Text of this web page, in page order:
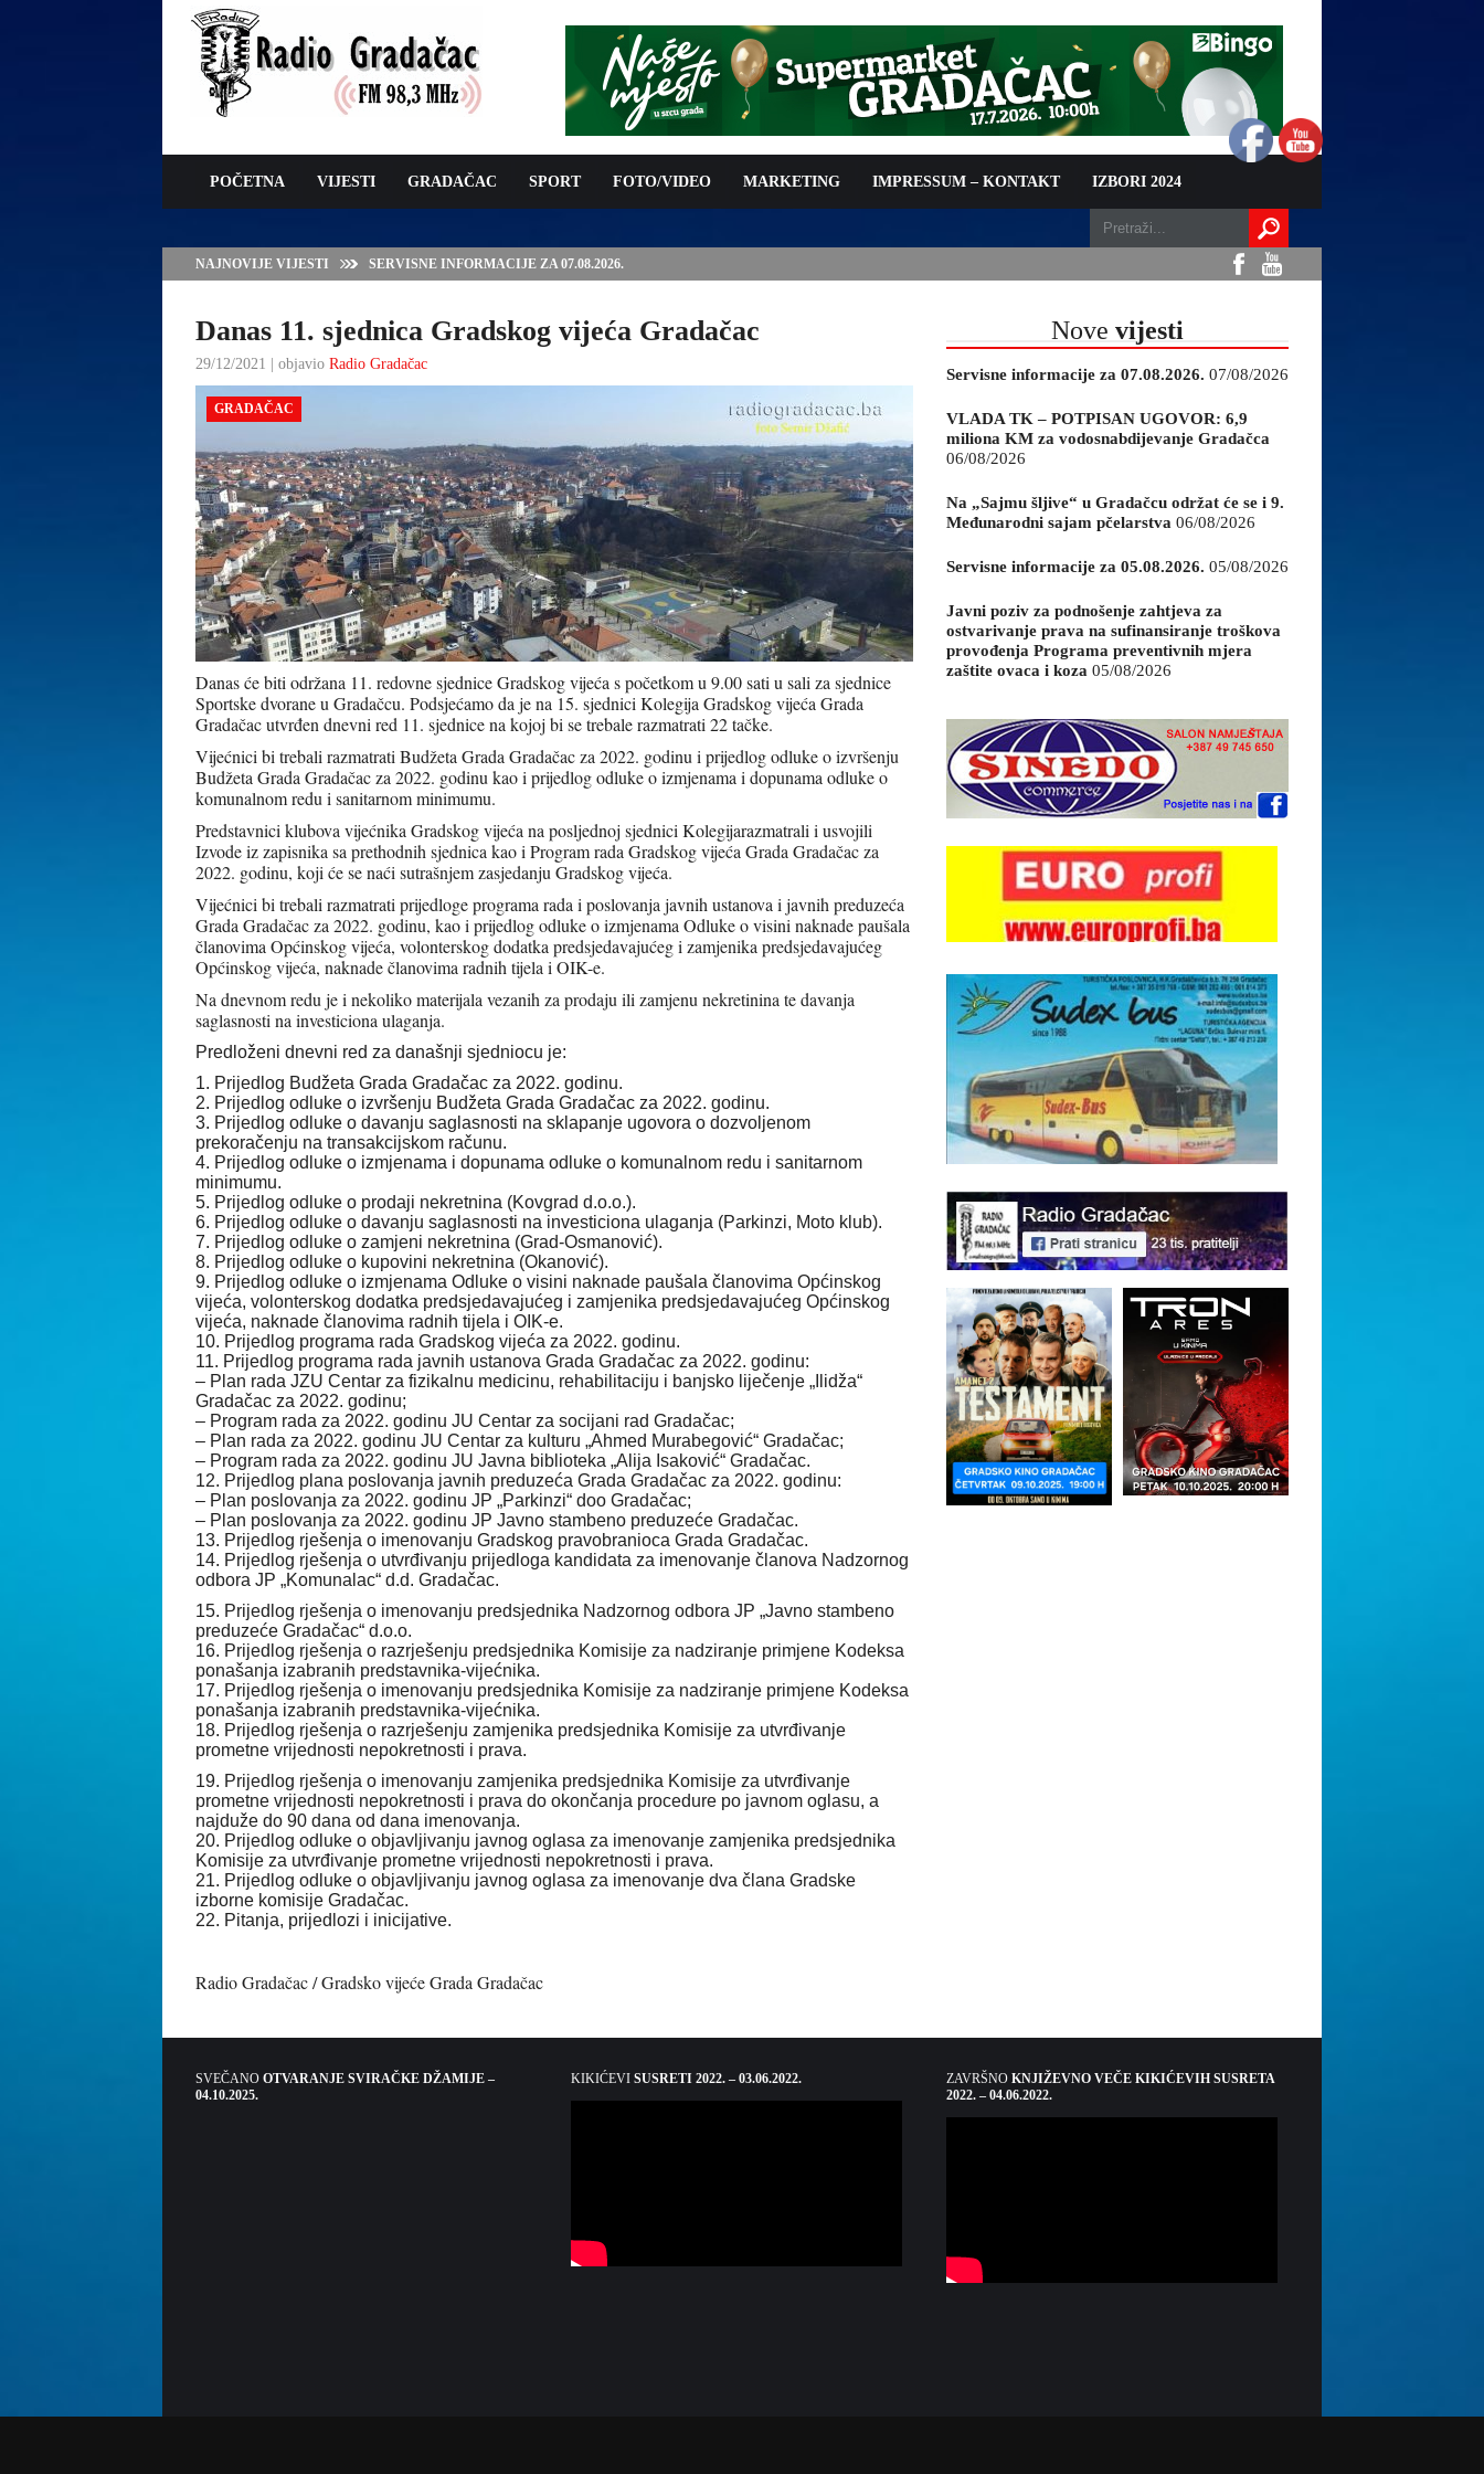
POČETNA VIJESTI GRADAČAC SPORT FOTO/VIDEO MARKETING IMPRESSUM – KONTAKT IZBORI 2024
NAJNOVIJE VIJESTI
VLADA TK – POTPISAN UGOVOR: 6,9 MILIONA KM ZA VODOSNABDIJEVANJE
GRADAČCA
Danas 11. sjednica Gradskog vijeća Gradačac
29/12/2021 | objavio Radio Gradačac
GRADAČAC
Danas će biti održana 11. redovne sjednice Gradskog vijeća s početkom u 9.00 sati u sali za sjednice
Sportske dvorane u Gradačcu. Podsjećamo da je na 15. sjednici Kolegija Gradskog vijeća Grada
Gradačac utvrđen dnevni red 11. sjednice na kojoj bi se trebale razmatrati 22 tačke.
Vijećnici bi trebali razmatrati Budžeta Grada Gradačac za 2022. godinu i prijedlog odluke o izvršenju
Budžeta Grada Gradačac za 2022. godinu kao i prijedlog odluke o izmjenama i dopunama odluke o
komunalnom redu i sanitarnom minimumu.
Predstavnici klubova vijećnika Gradskog vijeća na posljednoj sjednici Kolegijarazmatrali i usvojili
Izvode iz zapisnika sa prethodnih sjednica kao i Program rada Gradskog vijeća Grada Gradačac za
2022. godinu, koji će se naći sutrašnjem zasjedanju Gradskog vijeća.
Vijećnici bi trebali razmatrati prijedloge programa rada i poslovanja javnih ustanova i javnih preduzeća
Grada Gradačac za 2022. godinu, kao i prijedlog odluke o izmjenama Odluke o visini naknade paušala
članovima Općinskog vijeća, volonterskog dodatka predsjedavajućeg i zamjenika predsjedavajućeg
Općinskog vijeća, naknade članovima radnih tijela i OIK-e.
Na dnevnom redu je i nekoliko materijala vezanih za prodaju ili zamjenu nekretinina te davanja
saglasnosti na investiciona ulaganja.
Predloženi dnevni red za današnji sjedniocu je:
1. Prijedlog Budžeta Grada Gradačac za 2022. godinu.
2. Prijedlog odluke o izvršenju Budžeta Grada Gradačac za 2022. godinu.
3. Prijedlog odluke o davanju saglasnosti na sklapanje ugovora o dozvoljenom
prekoračenju na transakcijskom računu.
4. Prijedlog odluke o izmjenama i dopunama odluke o komunalnom redu i sanitarnom
minimumu.
5. Prijedlog odluke o prodaji nekretnina (Kovgrad d.o.o.).
6. Prijedlog odluke o davanju saglasnosti na investiciona ulaganja (Parkinzi, Moto klub).
7. Prijedlog odluke o zamjeni nekretnina (Grad-Osmanović).
8. Prijedlog odluke o kupovini nekretnina (Okanović).
9. Prijedlog odluke o izmjenama Odluke o visini naknade paušala članovima Općinskog
vijeća, volonterskog dodatka predsjedavajućeg i zamjenika predsjedavajućeg Općinskog
vijeća, naknade članovima radnih tijela i OIK-e.
10. Prijedlog programa rada Gradskog vijeća za 2022. godinu.
11. Prijedlog programa rada javnih ustanova Grada Gradačac za 2022. godinu:
– Plan rada JZU Centar za fizikalnu medicinu, rehabilitaciju i banjsko liječenje „Ilidža“
Gradačac za 2022. godinu;
– Program rada za 2022. godinu JU Centar za socijani rad Gradačac;
– Plan rada za 2022. godinu JU Centar za kulturu „Ahmed Murabegović“ Gradačac;
– Program rada za 2022. godinu JU Javna biblioteka „Alija Isaković“ Gradačac.
12. Prijedlog plana poslovanja javnih preduzeća Grada Gradačac za 2022. godinu:
– Plan poslovanja za 2022. godinu JP „Parkinzi“ doo Gradačac;
– Plan poslovanja za 2022. godinu JP Javno stambeno preduzeće Gradačac.
13. Prijedlog rješenja o imenovanju Gradskog pravobranioca Grada Gradačac.
14. Prijedlog rješenja o utvrđivanju prijedloga kandidata za imenovanje članova Nadzornog
odbora JP „Komunalac“ d.d. Gradačac.
15. Prijedlog rješenja o imenovanju predsjednika Nadzornog odbora JP „Javno stambeno
preduzeće Gradačac“ d.o.o.
16. Prijedlog rješenja o razrješenju predsjednika Komisije za nadziranje primjene Kodeksa
ponašanja izabranih predstavnika-vijećnika.
17. Prijedlog rješenja o imenovanju predsjednika Komisije za nadziranje primjene Kodeksa
ponašanja izabranih predstavnika-vijećnika.
18. Prijedlog rješenja o razrješenju zamjenika predsjednika Komisije za utvrđivanje
prometne vrijednosti nepokretnosti i prava.
19. Prijedlog rješenja o imenovanju zamjenika predsjednika Komisije za utvrđivanje
prometne vrijednosti nepokretnosti i prava do okončanja procedure po javnom oglasu, a
najduže do 90 dana od dana imenovanja.
20. Prijedlog odluke o objavljivanju javnog oglasa za imenovanje zamjenika predsjednika
Komisije za utvrđivanje prometne vrijednosti nepokretnosti i prava.
21. Prijedlog odluke o objavljivanju javnog oglasa za imenovanje dva člana Gradske
izborne komisije Gradačac.
22. Pitanja, prijedlozi i inicijative.
Radio Gradačac / Gradsko vijeće Grada Gradačac
Nove vijesti
Servisne informacije za 07.08.2026. 07/08/2026
VLADA TK – POTPISAN UGOVOR: 6,9
miliona KM za vodosnabdijevanje Gradačca
06/08/2026
Na „Sajmu šljive“ u Gradačcu održat će se i 9.
Međunarodni sajam pčelarstva 06/08/2026
Servisne informacije za 05.08.2026. 05/08/2026
Javni poziv za podnošenje zahtjeva za
ostvarivanje prava na sufinansiranje troškova
provođenja Programa preventivnih mjera
zaštite ovaca i koza 05/08/2026
SVEČANO OTVARANJE SVIRAČKE DŽAMIJE –
04.10.2025.
KIKIĆEVI SUSRETI 2022. – 03.06.2022. ZAVRŠNO KNJIŽEVNO VEČE KIKIĆEVIH SUSRETA
2022. – 04.06.2022.